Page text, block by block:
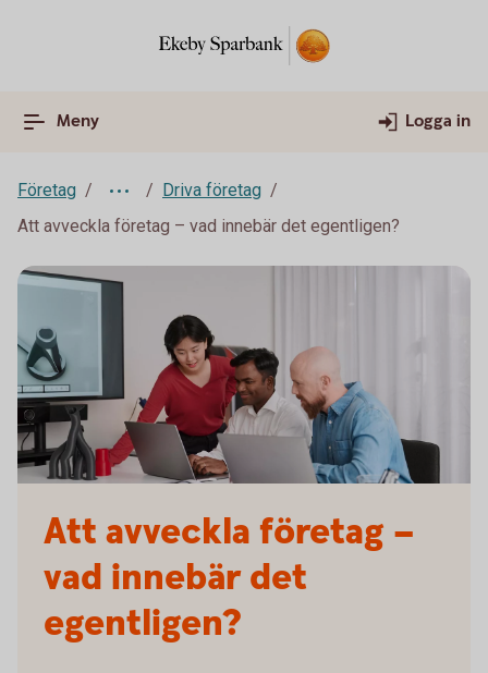
Meny Logga in
Företag
Driva företag
Att avveckla företag – vad innebär det egentligen?
Att avveckla företag –
vad innebär det
egentligen?